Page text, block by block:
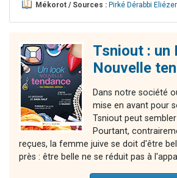
Mékorot / Sources : Pirké Dérabbi Eliézer.
Tsniout : un
Nouvelle
Dans notre société
mise en avant pour
Tsniout peut
Pourtant,
reçues, la femme juive se doit d'être
près : être belle ne se réduit pas à